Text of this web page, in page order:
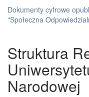
Dokumenty cyfrowe
"Społeczna
Struktura
Narodowej